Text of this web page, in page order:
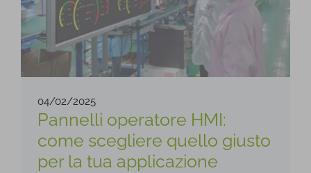
04/02/2025
Pannelli operatore HMI:
come scegliere quello giusto
per la tua applicazione